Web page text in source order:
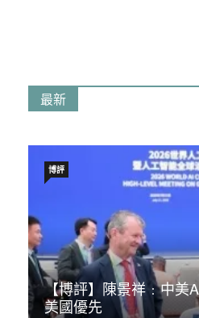
最新
【博評】陳景祥﹕中美
美國優先
博評